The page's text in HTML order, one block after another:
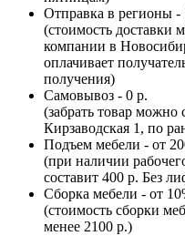
Отправка в регионы -
(стоимость доставки
компании в
оплачивает
получения)
Самовывоз - 0 р.
(забрать товар можно
Кирзаводская 1, по
Подъем мебели - от
(при наличии
составит 400 р. Без
Сборка мебели - от
(стоимость сборки
менее 2100 р.)